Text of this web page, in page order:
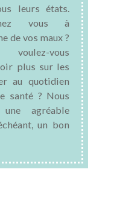
leurs états.
vous à
de vos maux ?
vous
plus sur les
au quotidien
santé ? Nous
agréable
un bon